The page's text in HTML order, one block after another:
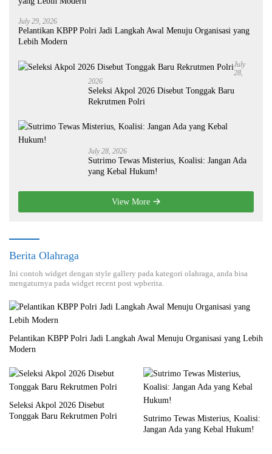
July 29, 2026
Pelantikan KBPP Polri Jadi Langkah Awal Menuju Organisasi yang
Lebih Modern
July
28,
2026
Seleksi Akpol 2026 Disebut Tonggak Baru
Rekrutmen Polri
July 28, 2026
Sutrimo Tewas Misterius, Koalisi: Jangan Ada
yang Kebal Hukum!
View More
Berita Olahraga
Ini contoh widget dengan style gallery pada kategori olahraga, anda bisa
mengaturnya pada widget recent post wpberita.
Pelantikan KBPP Polri Jadi Langkah Awal Menuju Organisasi yang Lebih
Modern
Seleksi Akpol 2026 Disebut
Tonggak Baru Rekrutmen Polri
Sutrimo Tewas Misterius, Koalisi:
Jangan Ada yang Kebal Hukum!